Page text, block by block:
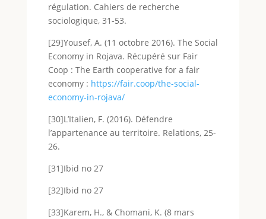
régulation. Cahiers de recherche
sociologique, 31-53.
[29]Yousef, A. (11 octobre 2016). The Social
Economy in Rojava. Récupéré sur Fair
Coop : The Earth cooperative for a fair
economy : https://fair.coop/the-social-
economy-in-rojava/
[30]L’Italien, F. (2016). Défendre
l’appartenance au territoire. Relations, 25-
26.
[31]Ibid no 27
[32]Ibid no 27
[33]Karem, H., & Chomani, K. (8 mars